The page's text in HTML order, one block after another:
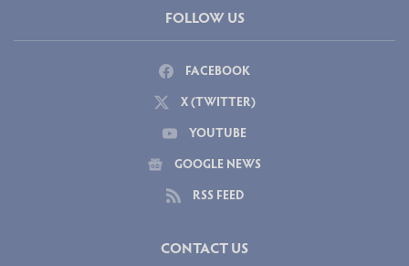
FOLLOW US
FACEBOOK
X (TWITTER)
YOUTUBE
GOOGLE NEWS
RSS FEED
CONTACT US